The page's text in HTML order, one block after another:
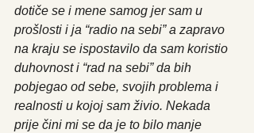
dotiče se i mene samog jer sam u
prošlosti i ja “radio na sebi” a zapravo
na kraju se ispostavilo da sam koristio
duhovnost i “rad na sebi” da bih
pobjegao od sebe, svojih problema i
realnosti u kojoj sam živio. Nekada
prije čini mi se da je to bilo manje